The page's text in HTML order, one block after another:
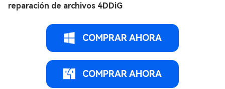
reparación de archivos 4DDiG
COMPRAR AHORA
COMPRAR AHORA